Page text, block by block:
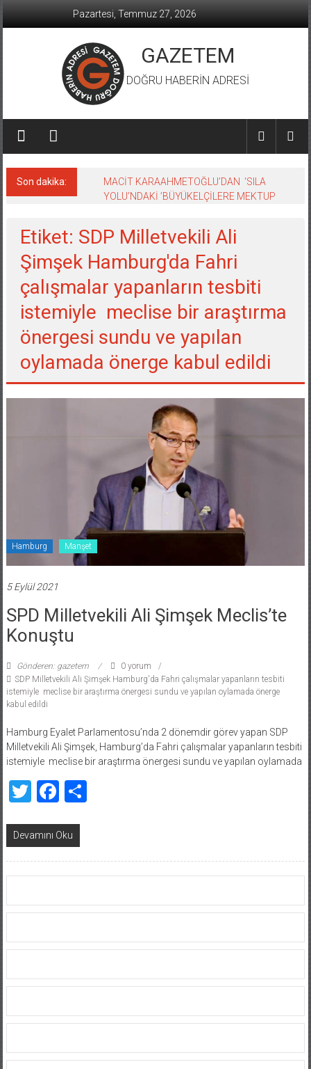
Pazartesi, Temmuz 27, 2026
GAZETEM
DOĞRU HABERİN ADRESİ
Son dakika:
MACİT KARAAHMETOĞLU’DAN ‘SILA
YOLU’NDAKİ ’BÜYÜKELÇİLERE MEKTUP
Etiket: SDP Milletvekili Ali
Şimşek Hamburg'da Fahri
çalışmalar yapanların tesbiti
istemiyle meclise bir araştırma
önergesi sundu ve yapılan
oylamada önerge kabul edildi
Hamburg Manşet
5 Eylül 2021
SPD Milletvekili Ali Şimşek Meclis’te
Konuştu
Gönderen: gazetem
0 yorum
SDP Milletvekili Ali Şimşek Hamburg'da Fahri çalışmalar yapanların tesbiti
istemiyle meclise bir araştırma önergesi sundu ve yapılan oylamada önerge
kabul edildi
Hamburg Eyalet Parlamentosu’nda 2 dönemdir görev yapan SDP
Milletvekili Ali Şimşek, Hamburg’da Fahri çalışmalar yapanların tesbiti
istemiyle meclise bir araştırma önergesi sundu ve yapılan oylamada
TwitterFacebook
Share
Devamını Oku